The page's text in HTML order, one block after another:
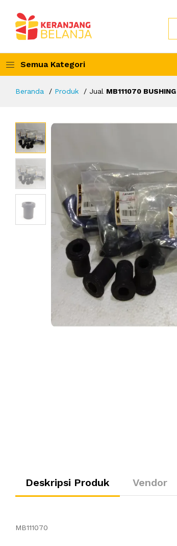
Semua Kategori
Beranda Produk Jual MB111070
Deskripsi Produk Vendor
MB111070